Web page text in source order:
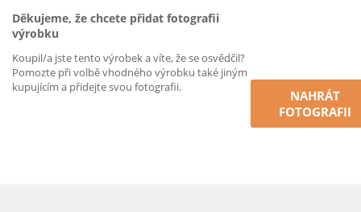
Děkujeme, že chcete přidat fotografii
výrobku
Koupil/a jste tento výrobek a víte, že se osvědčil?
Pomozte při volbě vhodného výrobku také jiným
kupujícím a přidejte svou fotografii.
NAHRÁT
FOTOGRAFII